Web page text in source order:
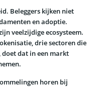
Beleggers kijken niet
en adoptie.
veelzijdige ecosysteem.
drie sectoren die
dat in een markt
horen bij